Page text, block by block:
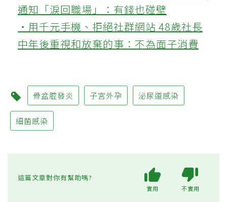
通知「淚回職場」：有錢也碰壁
‧用千元手機、拒絕社群網站 48歲社長
中年後重視和放棄的事：不為面子消費
骨盆腔發炎 子宮外孕 泌尿道感染
細菌感染
這篇文章對你有幫助嗎?
實用 不實用